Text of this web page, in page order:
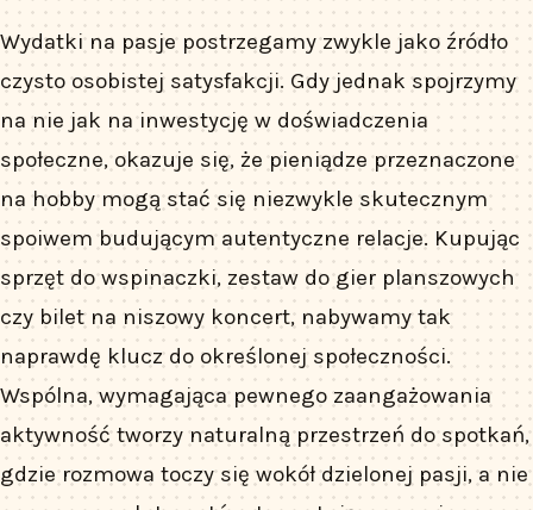
Wydatki na pasje postrzegamy zwykle jako źródło
czysto osobistej satysfakcji. Gdy jednak spojrzymy
na nie jak na inwestycję w doświadczenia
społeczne, okazuje się, że pieniądze przeznaczone
na hobby mogą stać się niezwykle skutecznym
spoiwem budującym autentyczne relacje. Kupując
sprzęt do wspinaczki, zestaw do gier planszowych
czy bilet na niszowy koncert, nabywamy tak
naprawdę klucz do określonej społeczności.
Wspólna, wymagająca pewnego zaangażowania
aktywność tworzy naturalną przestrzeń do spotkań,
gdzie rozmowa toczy się wokół dzielonej pasji, a nie